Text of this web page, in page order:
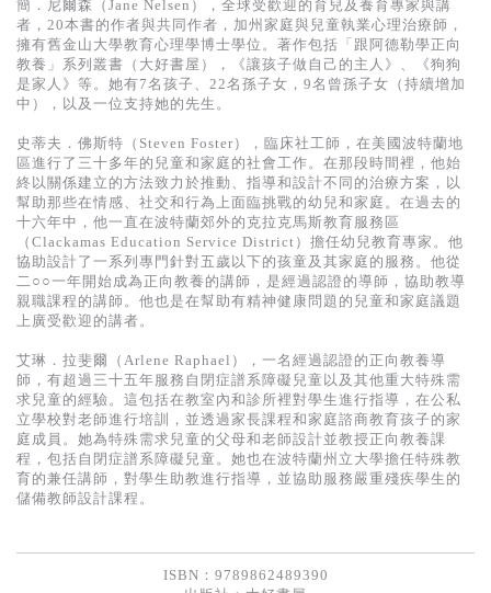
簡．尼爾森（Jane Nelsen），全球受歡迎的育兒及養育專家與講
者，20本書的作者與共同作者，加州家庭與兒童執業心理治療師，
擁有舊金山大學教育心理學博士學位。著作包括「跟阿德勒學正向
教養」系列叢書（大好書屋），《讓孩子做自己的主人》、《狗狗
是家人》等。她有7名孩子、22名孫子女，9名曾孫子女（持續增加
中），以及一位支持她的先生。
史蒂夫．佛斯特（Steven Foster），臨床社工師，在美國波特蘭地
區進行了三十多年的兒童和家庭的社會工作。在那段時間裡，他始
終以關係建立的方法致力於推動、指導和設計不同的治療方案，以
幫助那些在情感、社交和行為上面臨挑戰的幼兒和家庭。在過去的
十六年中，他一直在波特蘭郊外的克拉克馬斯教育服務區
（Clackamas Education Service District）擔任幼兒教育專家。他
協助設計了一系列專門針對五歲以下的孩童及其家庭的服務。他從
二○○一年開始成為正向教養的講師，是經過認證的導師，協助教導
親職課程的講師。他也是在幫助有精神健康問題的兒童和家庭議題
上廣受歡迎的講者。
艾琳．拉斐爾（Arlene Raphael），一名經過認證的正向教養導
師，有超過三十五年服務自閉症譜系障礙兒童以及其他重大特殊需
求兒童的經驗。這包括在教室內和診所裡對學生進行指導，在公私
立學校對老師進行培訓，並透過家長課程和家庭諮商教育孩子的家
庭成員。她為特殊需求兒童的父母和老師設計並教授正向教養課
程，包括自閉症譜系障礙兒童。她也在波特蘭州立大學擔任特殊教
育的兼任講師，對學生助教進行指導，並協助服務嚴重殘疾學生的
儲備教師設計課程。
ISBN：9789862489390